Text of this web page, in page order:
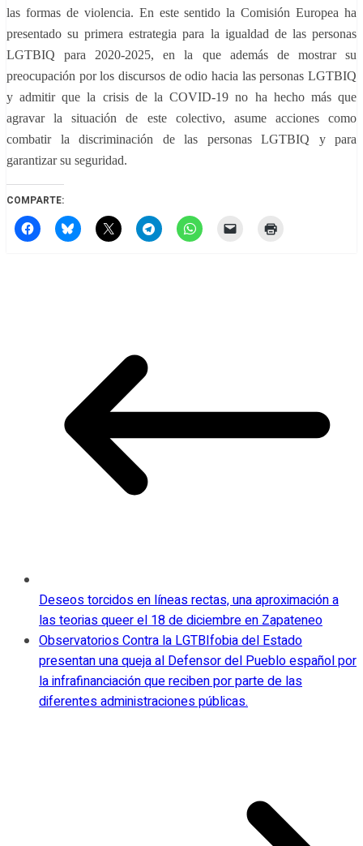
las formas de violencia. En este sentido la Comisión Europea ha
presentado su primera estrategia para la igualdad de las personas
LGTBIQ para 2020-2025, en la que además de mostrar su
preocupación por los discursos de odio hacia las personas LGTBIQ
y admitir que la crisis de la COVID-19 no ha hecho más que
agravar la situación de este colectivo, asume acciones como
combatir la discriminación de las personas LGTBIQ y para
garantizar su seguridad.
COMPARTE:
Deseos torcidos en líneas rectas, una aproximación a
las teorias queer el 18 de diciembre en Zapateneo
Observatorios Contra la LGTBIfobia del Estado
presentan una queja al Defensor del Pueblo español por
la infrafinanciación que reciben por parte de las
diferentes administraciones públicas.